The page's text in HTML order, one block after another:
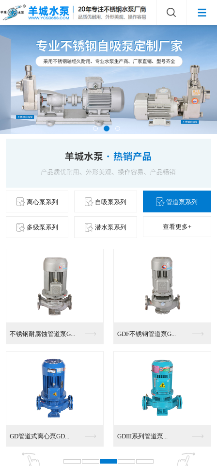
离心泵系列 自吸泵系列 管道泵系列
多级泵系列 潜水泵系列 查看更多+
不锈钢耐腐蚀管道泵G... GDF不锈钢管道泵G...
GD管道式离心泵GD... GDIII系列管道泵...